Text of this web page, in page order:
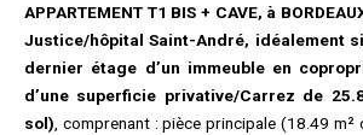
APPARTEMENT T1 BIS + CAVE, à
Justice/hôpital Saint-André, idéalement
dernier étage d’un immeuble en
d’une superficie privative/Carrez de
sol) , comprenant : pièce principale (18.49